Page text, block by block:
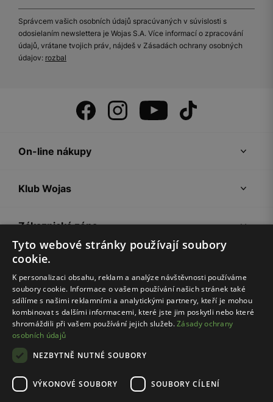
Správcem vašich osobních údajů spracúvaných v súvislosti s
odosielaním newslettera je Wojas S.A. Více informací o zpracování
údajů, vrátane tvojich práv, nájdeš v Zásadách ochrany osobných
údajov: rozbal
On-line nákupy
Klub Wojas
Zákaznická zóna
Společnost Wojas
Rady
Tyto webové stránky používají soubory
cookie.
K personalizaci obsahu, reklam a analýze návštěvnosti používáme
soubory cookie. Informace o vašem používání našich stránek také
sdílíme s našimi reklamními a analytickými partnery, kteří je mohou
kombinovat s dalšími informacemi, které jste jim poskytli nebo které
shromáždili při vašem používání jejich služeb.Zásady ochrany
osobních údajů
NEZBYTNĚ NUTNÉ SOUBORY
VÝKONOVÉ SOUBORY SOUBORY CÍLENÍ